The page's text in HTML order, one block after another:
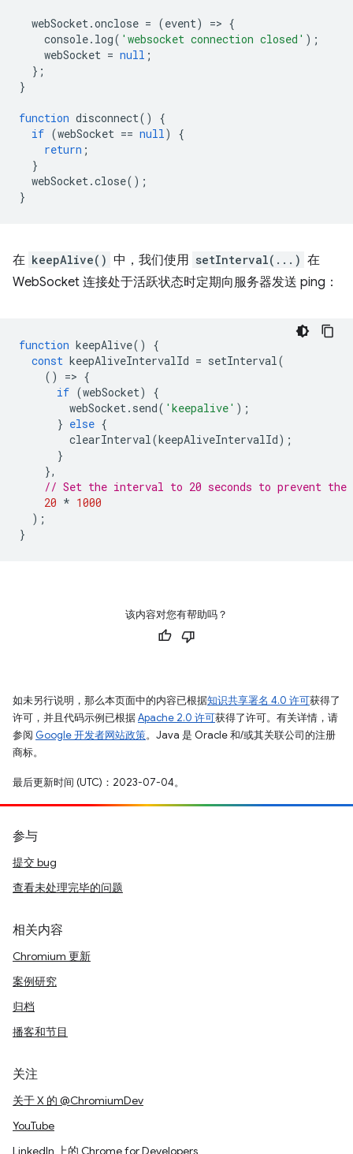
webSocket.onclose = (event) => {
console. log( 'websocket connection closed' );
webSocket = null ;
};
}
function disconnect()
{
if (webSocket == null)
{
return ;
}
webSocket.close();
}
在 keepAlive() 中，我们使用 setInterval(...) 在
WebSocket 连接处于活跃状态时定期向服务器发送 ping：
function keepAlive()
{
const keepAliveIntervalId = setInterval(
()
=> {
if (webSocket)
{
webSocket. send( 'keepalive' );
} else {
clearInterval(keepAliveIntervalId);
}
},
// Set the interval to 20 seconds to prevent the
20 * 1000
);
}
该内容对您有帮助吗？
如未另行说明，那么本页面中的内容已根据知识共享署名 4.0 许可获得了
许可，并且代码示例已根据Apache 2.0 许可获得了许可。有关详情，请
参阅 Google 开发者网站政策。Java 是 Oracle 和/或其关联公司的注册
商标。
最后更新时间 (UTC)：2023-07-04。
参与
提交 bug
查看未处理完毕的问题
相关内容
Chromium 更新
案例研究
归档
播客和节目
关注
关于 X 的 @ChromiumDev
YouTube
LinkedIn 上的 Chrome for Developers